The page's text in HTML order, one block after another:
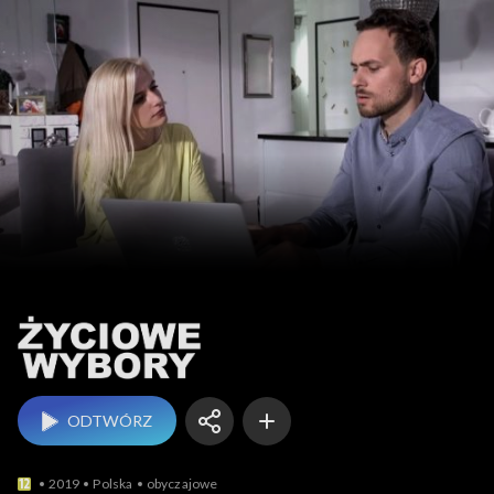
Życiowe wybory
ODTWÓRZ
2019 Polska obyczajowe